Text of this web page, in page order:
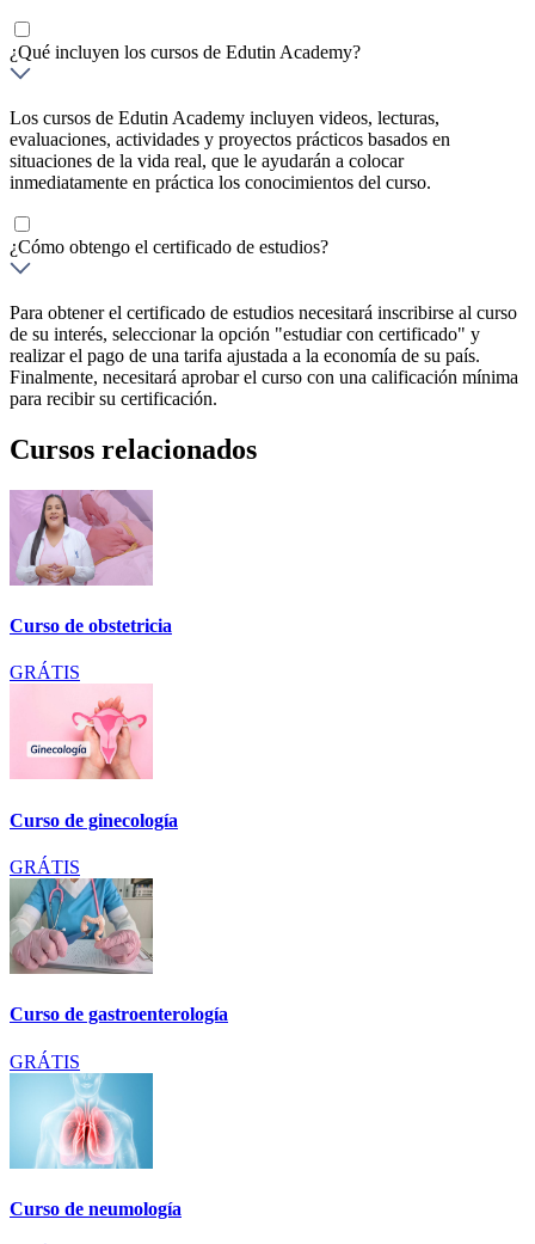
¿Qué incluyen los cursos de Edutin Academy?
Los cursos de Edutin Academy incluyen videos, lecturas,
evaluaciones, actividades y proyectos prácticos basados en
situaciones de la vida real, que le ayudarán a colocar
inmediatamente en práctica los conocimientos del curso.
¿Cómo obtengo el certificado de estudios?
Para obtener el certificado de estudios necesitará inscribirse al curso
de su interés, seleccionar la opción "estudiar con certificado" y
realizar el pago de una tarifa ajustada a la economía de su país.
Finalmente, necesitará aprobar el curso con una calificación mínima
para recibir su certificación.
Cursos relacionados
Curso de obstetricia
GRÁTIS
Curso de ginecología
GRÁTIS
Curso de gastroenterología
GRÁTIS
Curso de neumología